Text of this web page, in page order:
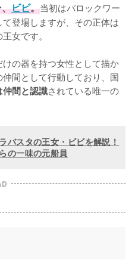
ビビ。当初はバロックワー
登場しますが、その正体は
女です。
の器を持つ女性として描か
間として行動しており、国
間と認識されている唯一の
バスタの王女・ビビを解説！
の一味の元船員